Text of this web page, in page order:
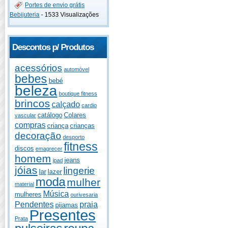
Portes de envio grátis
Bebijuteria - 1533 Visualizações
Descontos p/ Produtos
acessórios automóvel
bebes bebé
beleza boutique fitness
brincos calçado cardio
vascular catálogo Colares
compras criança crianças
decoração desporto
discos emagrecer fitness
homem ipad jeans
jóias lar lazer lingerie
material modamulher
mulheres Música ourivesaria
Pendentes pijamas praia
Prata Presentes